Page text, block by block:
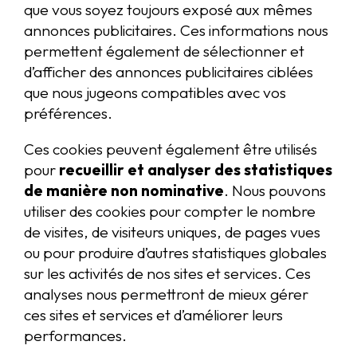
que vous soyez toujours exposé aux mêmes
annonces publicitaires. Ces informations nous
permettent également de sélectionner et
d’afficher des annonces publicitaires ciblées
que nous jugeons compatibles avec vos
préférences.
Ces cookies peuvent également être utilisés
pour recueillir et analyser des statistiques
de manière non nominative. Nous pouvons
utiliser des cookies pour compter le nombre
de visites, de visiteurs uniques, de pages vues
ou pour produire d’autres statistiques globales
sur les activités de nos sites et services. Ces
analyses nous permettront de mieux gérer
ces sites et services et d’améliorer leurs
performances.